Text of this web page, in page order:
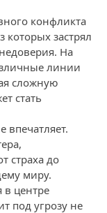
конфликта
застрял
На
линии
сложную
стать
впечатляет.
страха до
миру.
в центре
под угрозу не